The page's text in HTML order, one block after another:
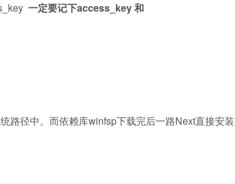
一定要记下access_key 和
路径中。而依赖库winfsp下载完后一路Next直接安装